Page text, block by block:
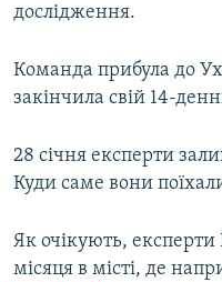
ДОЛУЧАЙСЯ!
Усі сайти RFE/RL
дослідження.
Команда прибула до
закінчила свій 14-
28 січня експерти
Куди саме вони
Як очікують,
місяця в місті, де